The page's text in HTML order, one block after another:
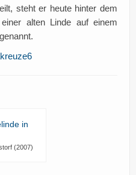
steht er heute hinter dem
alten Linde auf einem
(2007)